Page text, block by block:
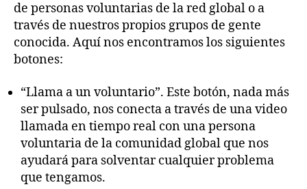
de personas voluntarias de la red global o a
través de nuestros propios grupos de gente
conocida. Aquí nos encontramos los siguientes
botones:
“Llama a un voluntario”. Este botón, nada más
ser pulsado, nos conecta a través de una video
llamada en tiempo real con una persona
voluntaria de la comunidad global que nos
ayudará para solventar cualquier problema
que tengamos.